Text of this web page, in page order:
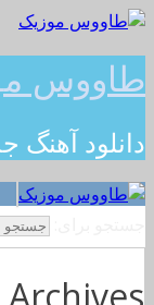
طاووس
دانلود آهنگ